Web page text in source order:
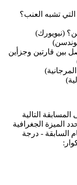
تشبه العنب؟
(نيويورك)
بين قارتين وجزأين
التالية
الميزة الجغرافية
السابقة - درجة